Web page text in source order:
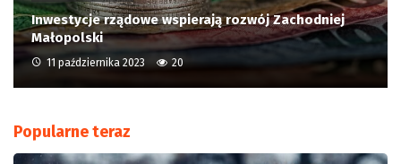
Inwestycje rządowe wspierają rozwój Zachodniej
Małopolski
11 października 2023 20
Popularne teraz